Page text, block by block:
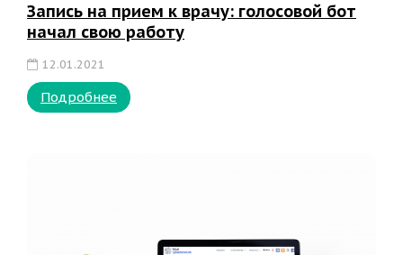
Запись на прием к врачу: голосовой бот
начал свою работу
12.01.2021
Подробнее